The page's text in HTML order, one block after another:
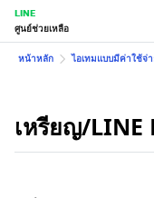
LINE
ศูนย์ช่วยเหลือ
หน้าหลัก ไอเทมแบบมีค่าใช้จ่
เหรียญ/LINE